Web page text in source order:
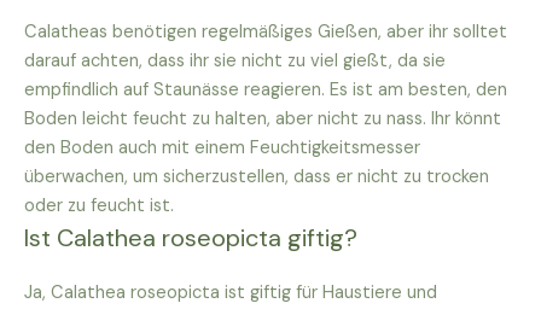
Calatheas benötigen regelmäßiges Gießen, aber ihr solltet
darauf achten, dass ihr sie nicht zu viel gießt, da sie
empfindlich auf Staunässe reagieren. Es ist am besten, den
Boden leicht feucht zu halten, aber nicht zu nass. Ihr könnt
den Boden auch mit einem Feuchtigkeitsmesser
überwachen, um sicherzustellen, dass er nicht zu trocken
oder zu feucht ist.
Ist Calathea roseopicta giftig?
Ja, Calathea roseopicta ist giftig für Haustiere und